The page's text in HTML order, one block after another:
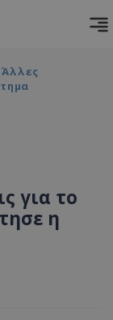
για το
η